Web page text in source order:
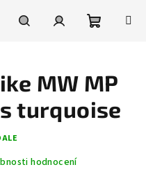
košík
MW MP
turquoise
hodnocení